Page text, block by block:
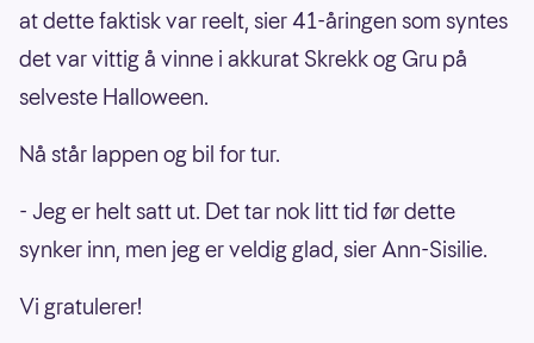
at dette faktisk var reelt, sier 41-åringen som syntes
det var vittig å vinne i akkurat Skrekk og Gru på
selveste Halloween.
Nå står lappen og bil for tur.
- Jeg er helt satt ut. Det tar nok litt tid før dette
synker inn, men jeg er veldig glad, sier Ann-Sisilie.
Vi gratulerer!